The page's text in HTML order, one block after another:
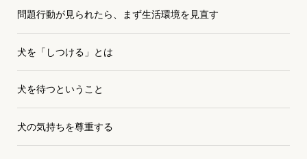
問題行動が見られたら、まず生活環境を見直す
犬を「しつける」とは
犬を待つということ
犬の気持ちを尊重する